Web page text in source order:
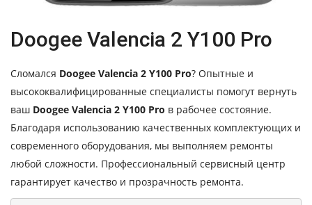
Doogee Valencia 2 Y100 Pro
Сломался Doogee Valencia 2 Y100 Pro? Опытные и
высококвалифицированные специалисты помогут вернуть
ваш Doogee Valencia 2 Y100 Pro в рабочее состояние.
Благодаря использованию качественных комплектующих и
современного оборудования, мы выполняем ремонты
любой сложности. Профессиональный сервисный центр
гарантирует качество и прозрачность ремонта.